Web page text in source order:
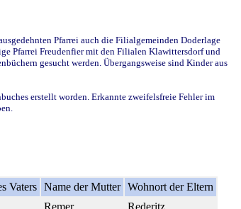
Pfarrei auch die Filialgemeinden Doderlage
Pfarrei Freudenfier mit den Filialen Klawittersdorf und
gesucht werden. Übergangsweise sind Kinder aus
erstellt worden. Erkannte zweifelsfreie Fehler im
Vaters Name der Mutter Wohnort der Eltern
Remer
Rederitz